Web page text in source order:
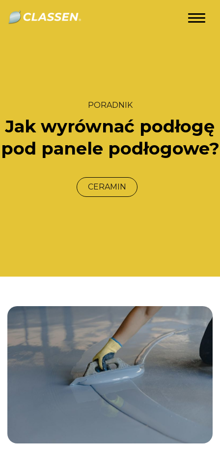
Kontakt
PL
PORADNIK
Jak wyrównać podłogę
pod panele podłogowe?
CERAMIN